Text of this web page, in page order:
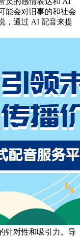
能会对旧事的和社会
，通过 AI 配音来提
针对性和吸引力。导